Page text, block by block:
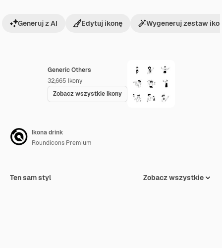
Generic Others
32,665 Ikony
Zobacz wszystkie ikony
Generuj z AI Edytuj ikonę Wygeneruj zestaw
Ikona drink
Roundicons Premium
Ten sam styl Zobacz wszystkie